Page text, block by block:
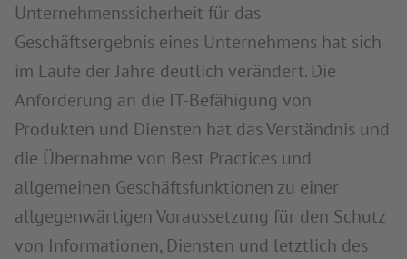
Unternehmenssicherheit für das
Geschäftsergebnis eines Unternehmens hat sich
im Laufe der Jahre deutlich verändert. Die
Anforderung an die IT-Befähigung von
Produkten und Diensten hat das Verständnis und
die Übernahme von Best Practices und
allgemeinen Geschäftsfunktionen zu einer
allgegenwärtigen Voraussetzung für den Schutz
von Informationen, Diensten und letztlich des